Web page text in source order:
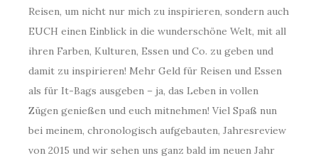
Reisen, um nicht nur mich zu inspirieren, sondern auch
EUCH einen Einblick in die wunderschöne Welt, mit all
ihren Farben, Kulturen, Essen und Co. zu geben und
damit zu inspirieren! Mehr Geld für Reisen und Essen
als für It-Bags ausgeben – ja, das Leben in vollen
Zügen genießen und euch mitnehmen! Viel Spaß nun
bei meinem, chronologisch aufgebauten, Jahresreview
von 2015 und wir sehen uns ganz bald im neuen Jahr